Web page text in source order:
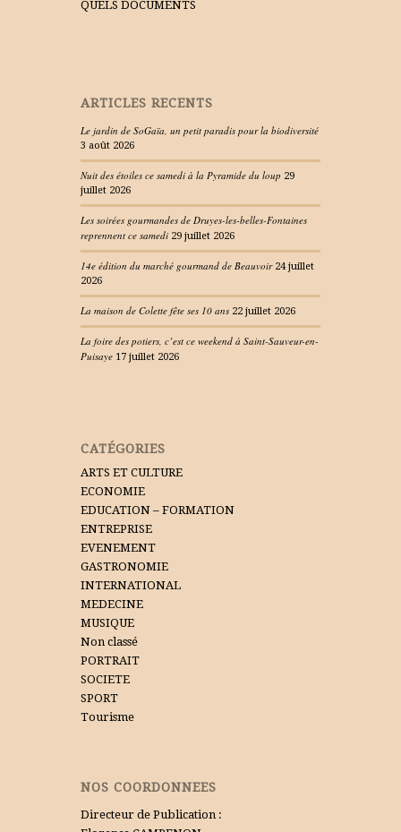
QUELS DOCUMENTS
ARTICLES RECENTS
Le jardin de SoGaïa, un petit paradis pour la biodiversité
3 août 2026
Nuit des étoiles ce samedi à la Pyramide du loup 29
juillet 2026
Les soirées gourmandes de Druyes-les-belles-Fontaines
reprennent ce samedi 29 juillet 2026
14e édition du marché gourmand de Beauvoir 24 juillet
2026
La maison de Colette fête ses 10 ans 22 juillet 2026
La foire des potiers, c’est ce weekend à Saint-Sauveur-en-
Puisaye 17 juillet 2026
CATÉGORIES
ARTS ET CULTURE
ECONOMIE
EDUCATION – FORMATION
ENTREPRISE
EVENEMENT
GASTRONOMIE
INTERNATIONAL
MEDECINE
MUSIQUE
Non classé
PORTRAIT
SOCIETE
SPORT
Tourisme
NOS COORDONNEES
Directeur de Publication :